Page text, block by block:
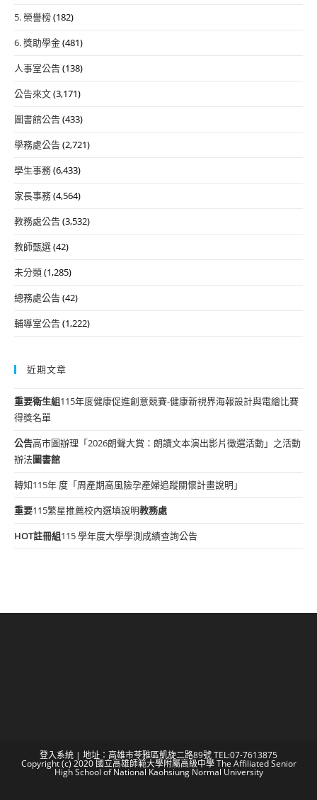
5. 榮譽榜(182)
6. 獎助學金(481)
人事室公告(138)
公告來文(3,171)
圖書館公告(433)
學務處公告(2,721)
學生事務(6,433)
家長事務(4,564)
教務處公告(3,532)
教師甄選(42)
未分類(1,285)
總務處公告(42)
輔導室公告(1,222)
近期文章
重要衛生組115年度健康促進創意競賽-健康新視界海報設計與電繪比賽
得獎名單
公告高市圖辦理「2026朗聲大賞：朗讀文本演出影片徵選活動」之活動
辦法圖書館
轉知115年 度「周產期高風險孕產婦追蹤關懷計畫說明」
重要115繁星推薦校內選填說明教務處
HOT註冊組115 學年度大學學測成績查詢公告
登入系統 | 地址：高雄市苓雅區凱旋二路89號 TEL:07-7613875
Copyright (c) 2020 國立高雄師範大學附屬高級中學 The Affiliated Senior
High School of National Kaohsiung Normal University